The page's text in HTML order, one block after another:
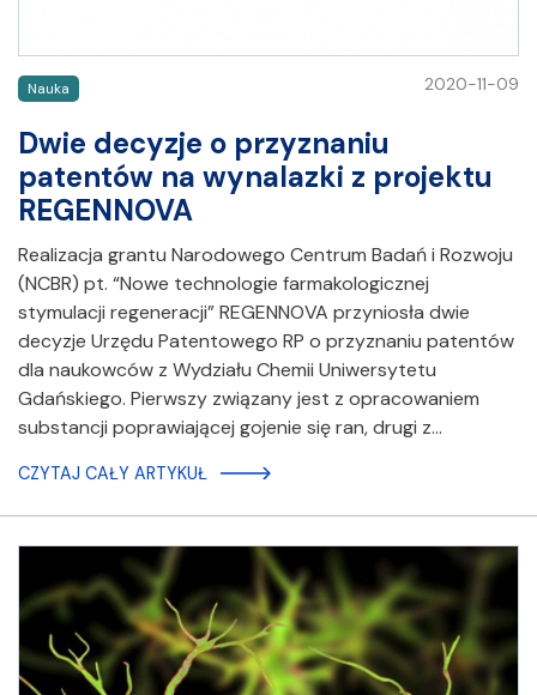
Nauka 2020-11-09
Dwie decyzje o przyznaniu
patentów na wynalazki z projektu
REGENNOVA
Realizacja grantu Narodowego Centrum Badań i Rozwoju
(NCBR) pt. “Nowe technologie farmakologicznej
stymulacji regeneracji” REGENNOVA przyniosła dwie
decyzje Urzędu Patentowego RP o przyznaniu patentów
dla naukowców z Wydziału Chemii Uniwersytetu
Gdańskiego. Pierwszy związany jest z opracowaniem
substancji poprawiającej gojenie się ran, drugi z…
CZYTAJ CAŁY ARTYKUŁ